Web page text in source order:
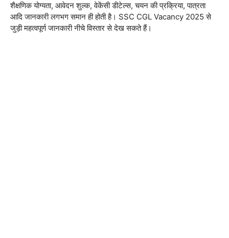
शैक्षणिक योग्यता, आवेदन शुल्क, वेकेंसी डीटेल्स, चयन की प्रक्रिया, पात्रता
आदि जानकारी लगभग समान ही होती है। SSC CGL Vacancy 2025 से
जुड़ी महत्वपूर्ण जानकारी नीचे विस्तार से देख सकते हैं।